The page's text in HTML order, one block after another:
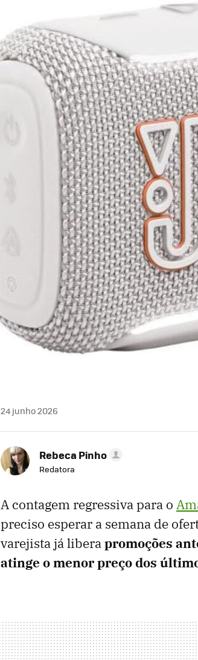
24 junho 2026
Rebeca Pinho
Redatora
A contagem regressiva para o
preciso esperar a semana de
varejista já liberapromoções
atinge o menor preço dos